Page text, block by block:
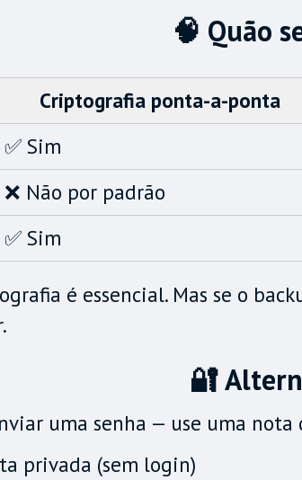
🧠 Quão
Criptografia ponta-a-ponta
✅ Sim
❌ Não por padrão
✅ Sim
é essencial. Mas se o
🔐
uma senha — use uma
privada (sem login)